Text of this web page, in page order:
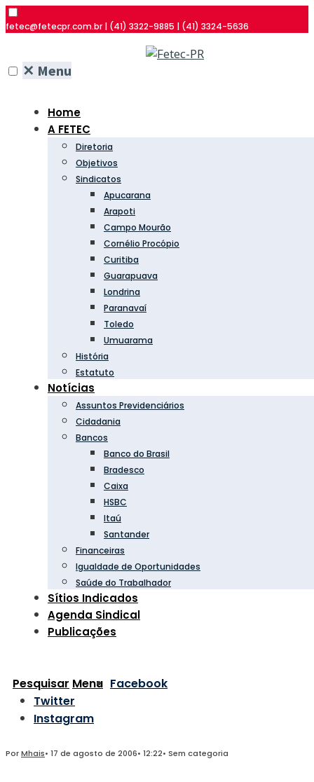
fetec@fetecpr.com.br | (41) 3322-9885 | (41) 3324-5636
✕ Menu
Home
A FETEC
Diretoria
Objetivos
Sindicatos
Apucarana
Arapoti
Campo Mourão
Cornélio Procópio
Curitiba
Guarapuava
Londrina
Paranavaí
Toledo
Umuarama
História
Estatuto
Notícias
Assuntos Previdenciários
Cidadania
Bancos
Banco do Brasil
Bradesco
Caixa
HSBC
Itaú
Santander
Financeiras
Igualdade de Oportunidades
Saúde do Trabalhador
Sítios Indicados
Agenda Sindical
Publicações
Pesquisar Menu Facebook
Twitter
Instagram
PorMhais• 17 de agosto de 2006• 12:22• Sem categoria